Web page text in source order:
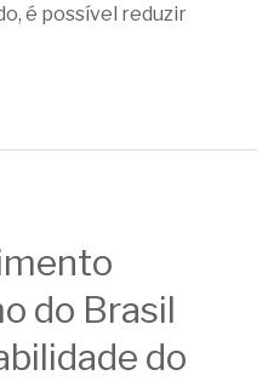
é possível reduzir
do Brasil
do